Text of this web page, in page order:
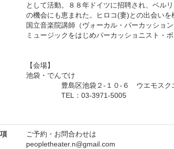
として活動。８８年ドイツに招聘され、ベル
の機会にも恵まれた。ヒロコ(妻)との出会いを
国立音楽院講師（ヴォーカル・パーカッショ
ミュージックをはじめパーカッショニスト・
【会場】
池袋・でんでけ
豊島区池袋２-１０-６ ウエモスクエ
TEL：03-3971-5005
ご予約・お問合わせは
peopletheater.n@gmail.com